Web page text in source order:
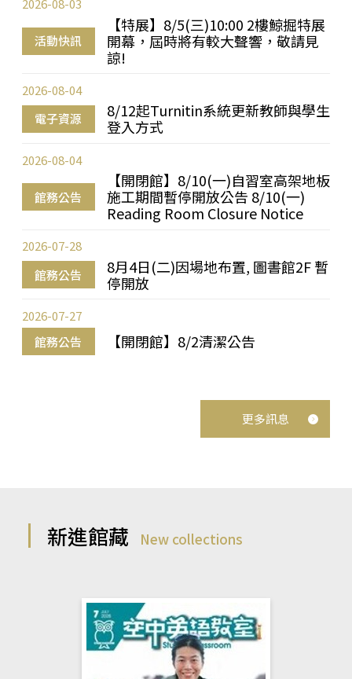
活動快訊
【特展】8/5(三)10:00 2樓鯨掘特展
開幕，屆時將有較大聲響，敬請見
諒!
2026-08-03
電子資源
8/12起Turnitin系統更新教師與學生
登入方式
2026-08-04
館務公告
【開閉館】8/10(一)自習室高架地板
施工期間暫停開放公告 8/10(一)
Reading Room Closure Notice
2026-08-04
館務公告
8月4日(二)因場地布置, 圖書館2F 暫
停開放
2026-07-28
館務公告 【開閉館】8/2清潔公告
2026-07-27
更多訊息
新進館藏 New collections